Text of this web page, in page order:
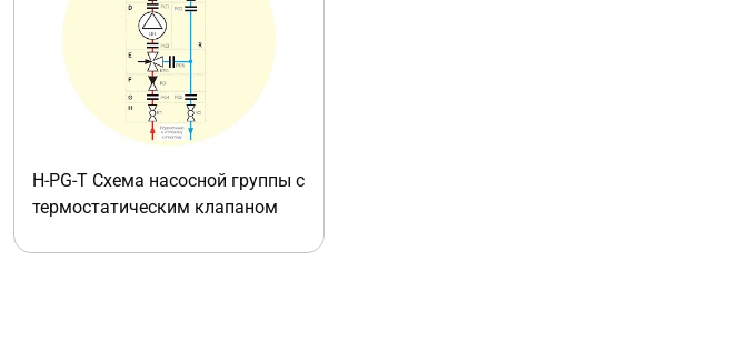
H-PG-T Схема насосной группы с
термостатическим клапаном